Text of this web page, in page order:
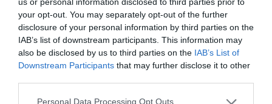
your opt-out. You may separately opt-out of the further
disclosure of your personal information by third parties on the
IAB’s list of downstream participants. This information may
also be disclosed by us to third parties on the IAB’s List of
Downstream Participants that may further disclose it to other
Personal Data Processing Opt Outs